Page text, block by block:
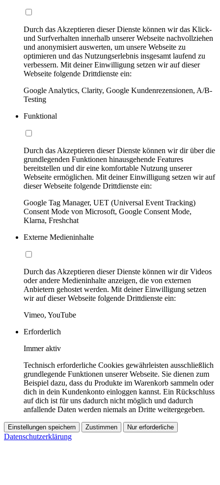
Durch das Akzeptieren dieser Dienste können wir das Klick-
und Surfverhalten innerhalb unserer Webseite nachvollziehen
und anonymisiert auswerten, um unsere Webseite zu
optimieren und das Nutzungserlebnis insgesamt laufend zu
verbessern. Mit deiner Einwilligung setzen wir auf dieser
Webseite folgende Drittdienste ein:
Google Analytics, Clarity, Google Kundenrezensionen, A/B-
Testing
Funktional
Durch das Akzeptieren dieser Dienste können wir dir über die
grundlegenden Funktionen hinausgehende Features
bereitstellen und dir eine komfortable Nutzung unserer
Webseite ermöglichen. Mit deiner Einwilligung setzen wir auf
dieser Webseite folgende Drittdienste ein:
Google Tag Manager, UET (Universal Event Tracking)
Consent Mode von Microsoft, Google Consent Mode,
Klarna, Freshchat
Externe Medieninhalte
Durch das Akzeptieren dieser Dienste können wir dir Videos
oder andere Medieninhalte anzeigen, die von externen
Anbietern gehostet werden. Mit deiner Einwilligung setzen
wir auf dieser Webseite folgende Drittdienste ein:
Vimeo, YouTube
Erforderlich
Immer aktiv
Technisch erforderliche Cookies gewährleisten ausschließlich
grundlegende Funktionen unserer Webseite. Sie dienen zum
Beispiel dazu, dass du Produkte im Warenkorb sammeln oder
dich in dein Kundenkonto einloggen kannst. Ein Rückschluss
auf dich ist für uns dadurch nicht möglich und dadurch
anfallende Daten werden niemals an Dritte weitergegeben.
Einstellungen speichern Zustimmen Nur erforderliche
Datenschutzerklärung